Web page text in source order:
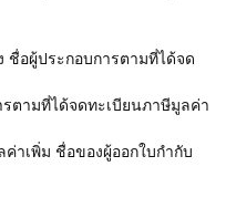
ชื่อผู้ประกอบการตามที่ได้จด
ตามที่ได้จดทะเบียนภาษีมูลค่า
าเพิ่ม ชื่อของผู้ออกใบกำกับ